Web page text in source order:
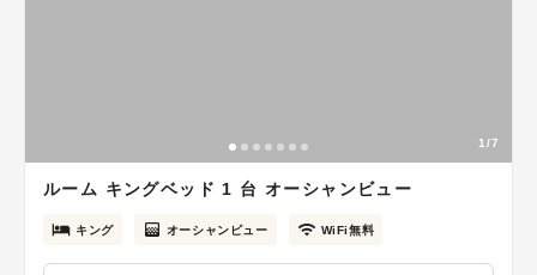
1/7
ルーム キングベッド 1 台 オーシャンビュー
キング オーシャンビュー WiFi無料